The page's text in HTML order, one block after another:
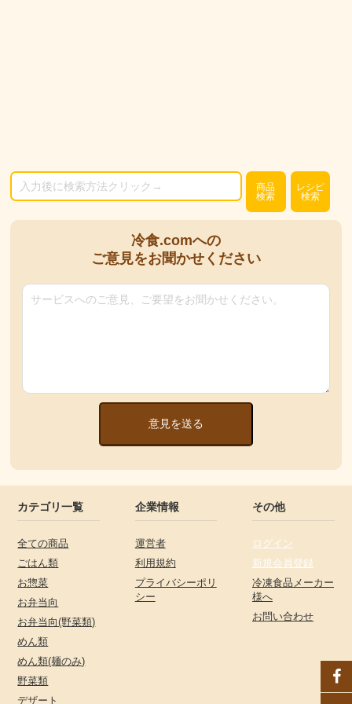
商品
検索
レシピ
検索
冷食.comへの
ご意見をお聞かせください
意見を送る
カテゴリ一覧
全ての商品
ごはん類
お惣菜
お弁当向
お弁当向(野菜類)
めん類
めん類(麺のみ)
野菜類
デザート
企業情報
運営者
利用規約
プライバシーポリ
シー
その他
ログイン
新規会員登録
冷凍食品メーカー
様へ
お問い合わせ